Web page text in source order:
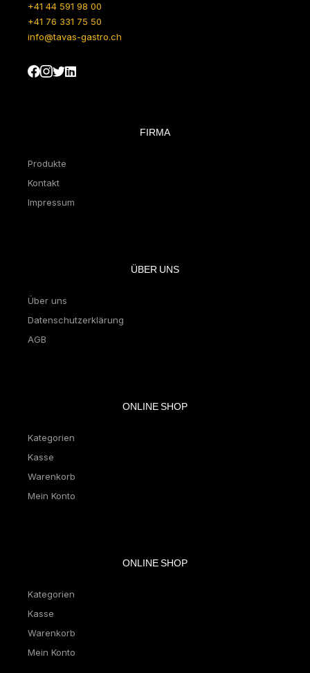
+41 44 591 98 00
+41 76 331 75 50
info@tavas-gastro.ch
FIRMA
Produkte
Kontakt
Impressum
ÜBER UNS
Über uns
Datenschutzerklärung
AGB
ONLINE SHOP
Kategorien
Kasse
Warenkorb
Mein Konto
ONLINE SHOP
Kategorien
Kasse
Warenkorb
Mein Konto